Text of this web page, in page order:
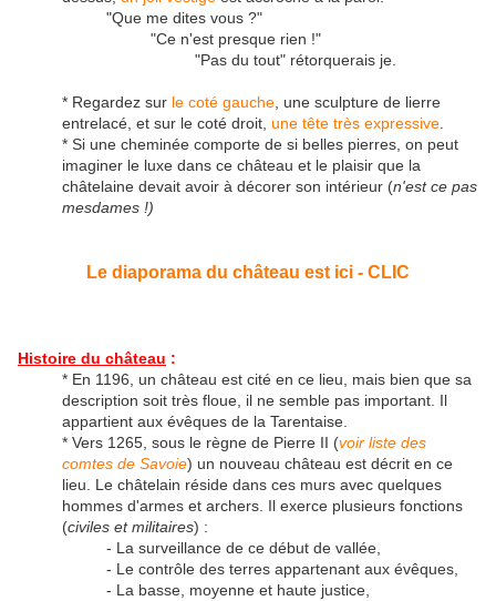
"Que me dites vous ?"
"Ce n'est presque rien !"
"Pas du tout" rétorquerais je.
* Regardez sur le coté gauche , une sculpture de lierre
entrelacé, et sur le coté droit, une tête très expressive
* Si une cheminée comporte de si belles pierres, on peut
imaginer le luxe dans ce château et le plaisir que la
châtelaine devait avoir à décorer son intérieur (n'est ce pas
mesdames !)
Le diaporama du château est ici - CLIC
Histoire du château :
* En 1196, un château est cité en ce lieu, mais bien que sa
description soit très floue, il ne semble pas important. Il
appartient aux évêques de la Tarentaise.
* Vers 1265, sous le règne de Pierre II (voir liste des
comtes de Savoie) un nouveau château est décrit en ce
lieu. Le châtelain réside dans ces murs avec quelques
hommes d'armes et archers. Il exerce plusieurs fonctions
(civiles et militaires) :
- La surveillance de ce début de vallée,
- Le contrôle des terres appartenant aux évêques,
- La basse, moyenne et haute justice,